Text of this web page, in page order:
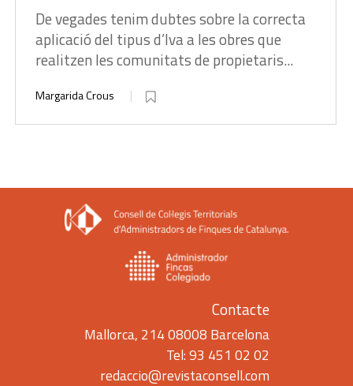
De vegades tenim dubtes sobre la correcta
aplicació del tipus d’Iva a les obres que
realitzen les comunitats de propietaris...
Margarida Crous
Contacte
Mallorca, 214 08008 Barcelona
Tel: 93 451 02 02
redaccio@revistaconsell.com